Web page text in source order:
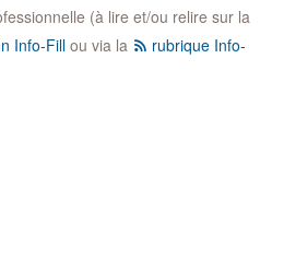
(à lire et/ou relire sur la
Info-Fill ou via la
rubrique Info-